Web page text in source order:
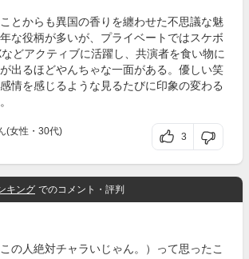
とからも異国の香りを纏わせた不思議な魅
な役柄が多いが、プライベートではスケボ
どアクティブに活躍し、共演者を食い物に
出るほどやんちゃな一面がある。優しい笑
情を感じるような見るたびに印象の変わる
(女性・30代)
3
キング でのコメント・評判
の人絶対チャラいじゃん。）って思ったこ